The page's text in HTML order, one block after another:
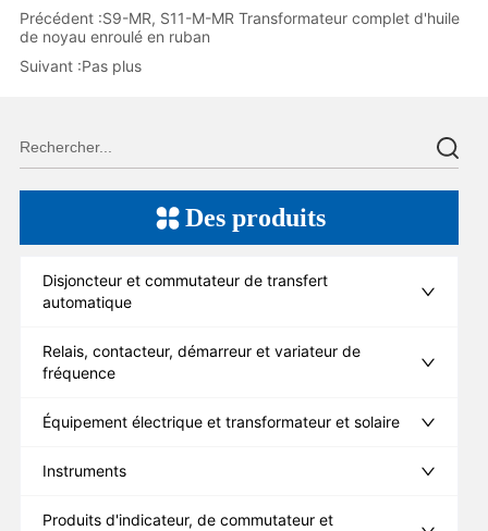
Précédent :S9-MR, S11-M-MR Transformateur complet d'huile
de noyau enroulé en ruban
Suivant :Pas plus
Des produits
Disjoncteur et commutateur de transfert
automatique
Relais, contacteur, démarreur et variateur de
fréquence
Équipement électrique et transformateur et solaire
Instruments
Produits d'indicateur, de commutateur et